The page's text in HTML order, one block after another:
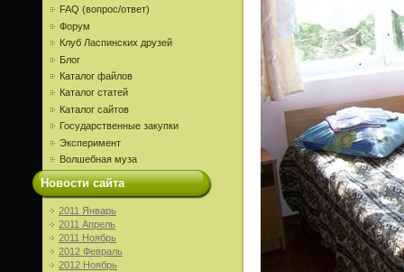
FAQ (вопрос/ответ)
Форум
Клуб Ласпинских друзей
Блог
Каталог файлов
Каталог статей
Каталог сайтов
Государственные закупки
Эксперимент
Волшебная муза
Новости сайта
2011 Январь
2011 Апрель
2011 Ноябрь
2012 Февраль
2012 Ноябрь